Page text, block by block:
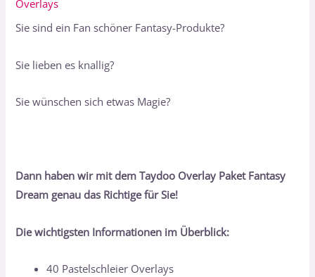
Overlays
Sie sind ein Fan schöner Fantasy-Produkte?
Sie lieben es knallig?
Sie wünschen sich etwas Magie?
Dann haben wir mit dem Taydoo Overlay Paket Fantasy
Dream genau das Richtige für Sie!
Die wichtigsten Informationen im Überblick:
40 Pastelschleier Overlays